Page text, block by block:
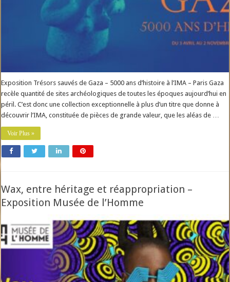
Exposition Trésors sauvés de Gaza – 5000 ans d’histoire à l’IMA – Paris Gaza
recèle quantité de sites archéologiques de toutes les époques aujourd’hui en
péril. C’est donc une collection exceptionnelle à plus d’un titre que donne à
découvrir l’IMA, constituée de pièces de grande valeur, que les aléas de …
Voir Plus »
Wax, entre héritage et réappropriation –
Exposition Musée de l’Homme